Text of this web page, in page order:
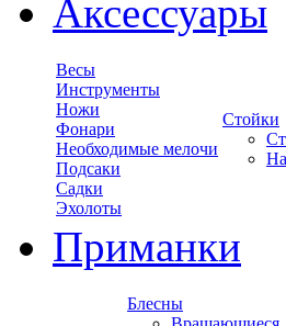
Аксессуары
Весы
Инструменты
Ножи
Фонари
Необходимые мелочи
Подсаки
Садки
Эхолоты
Стойки
Приманки
Блесны